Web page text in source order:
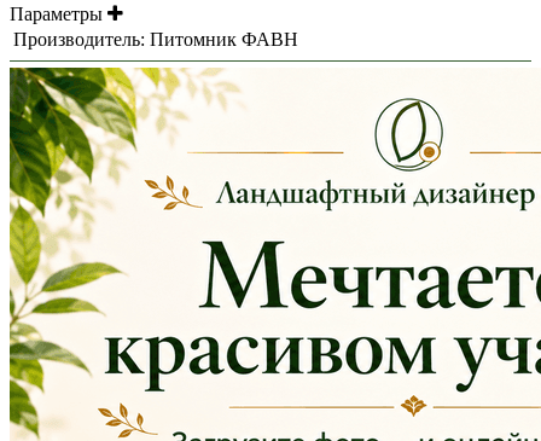
Параметры
Производитель: Питомник ФАВН